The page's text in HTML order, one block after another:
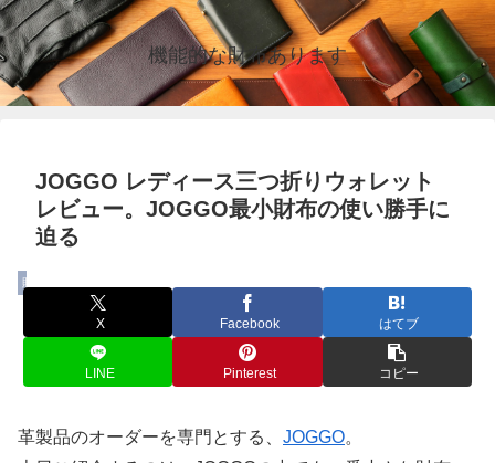
機能的な財布あります
JOGGO レディース三つ折りウォレット
レビュー。JOGGO最小財布の使い勝手に
迫る
財布
X Facebook はてブ
LINE Pinterest コピー
革製品のオーダーを専門とする、 JOGGO。